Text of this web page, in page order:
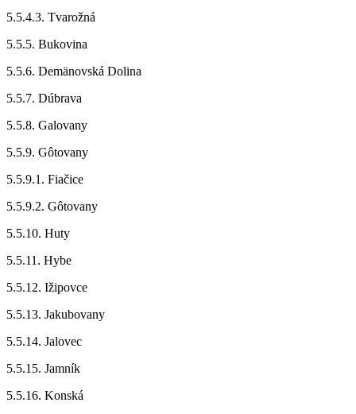
5.5.4.3. Tvarožná
5.5.5. Bukovina
5.5.6. Demänovská Dolina
5.5.7. Dúbrava
5.5.8. Galovany
5.5.9. Gôtovany
5.5.9.1. Fiačice
5.5.9.2. Gôtovany
5.5.10. Huty
5.5.11. Hybe
5.5.12. Ižipovce
5.5.13. Jakubovany
5.5.14. Jalovec
5.5.15. Jamník
5.5.16. Konská